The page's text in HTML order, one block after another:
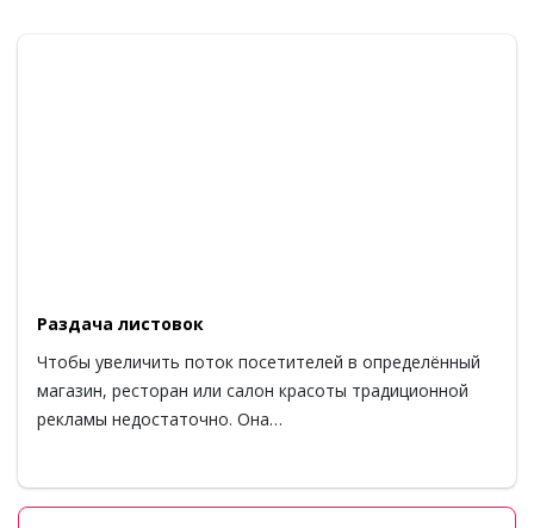
Раздача листовок
Чтобы увеличить поток посетителей в определённый
магазин, ресторан или салон красоты традиционной
рекламы недостаточно. Она…